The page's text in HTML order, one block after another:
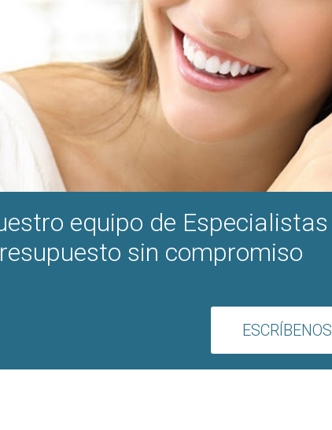
equipo de Especialistas
sin compromiso
ESCRÍBENOS